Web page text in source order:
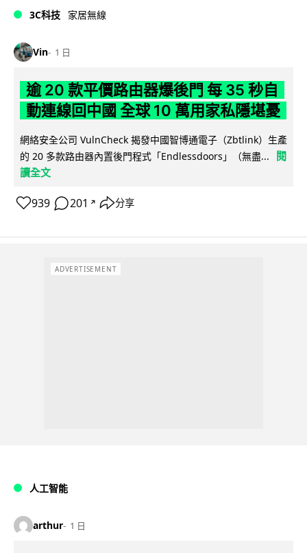
3C科技 家居無線
Vin 1 日
逾 20 款平價路由器爆後門 每 35 秒自
動連線回中國 全球 10 萬用家私隱堪憂
網絡安全公司 VulnCheck 揭發中國智博通電子（Zbtlink）生產
的 20 多款路由器內置後門程式「Endlessdoors」（無盡...
閱
讀全文
939 201 ↗ 分享
ADVERTISEMENT
人工智能
arthur 1 日